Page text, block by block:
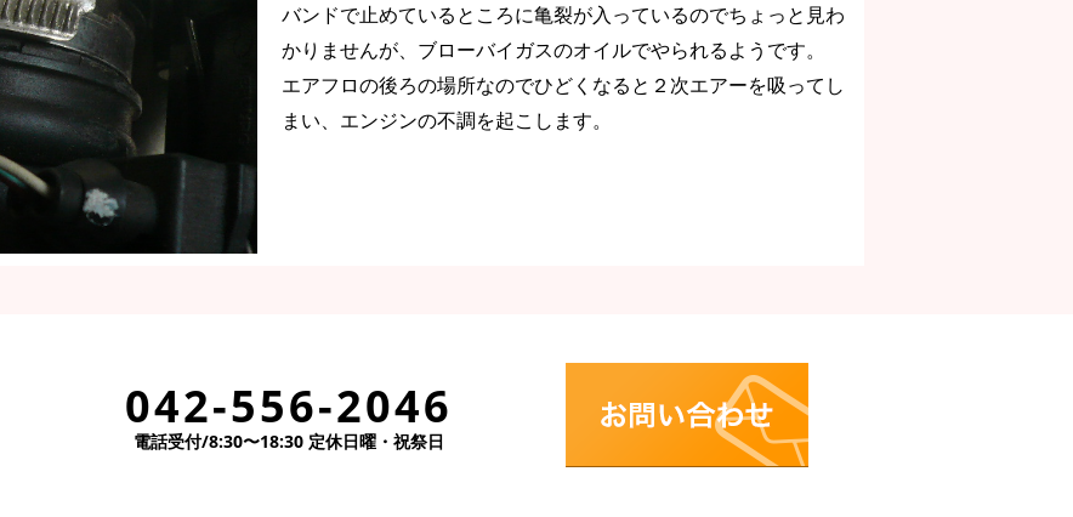
バンドで止めているところに亀裂が入っているのでちょっと見わ
かりませんが、ブローバイガスのオイルでやられるようです。
エアフロの後ろの場所なのでひどくなると２次エアーを吸ってし
まい、エンジンの不調を起こします。
042-556-2046
電話受付/8:30〜18:30 定休日曜・祝祭日